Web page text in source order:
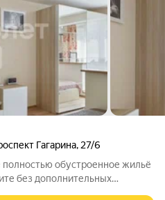
Гагарина, 27/6
обустроенное жильё
без дополнительных